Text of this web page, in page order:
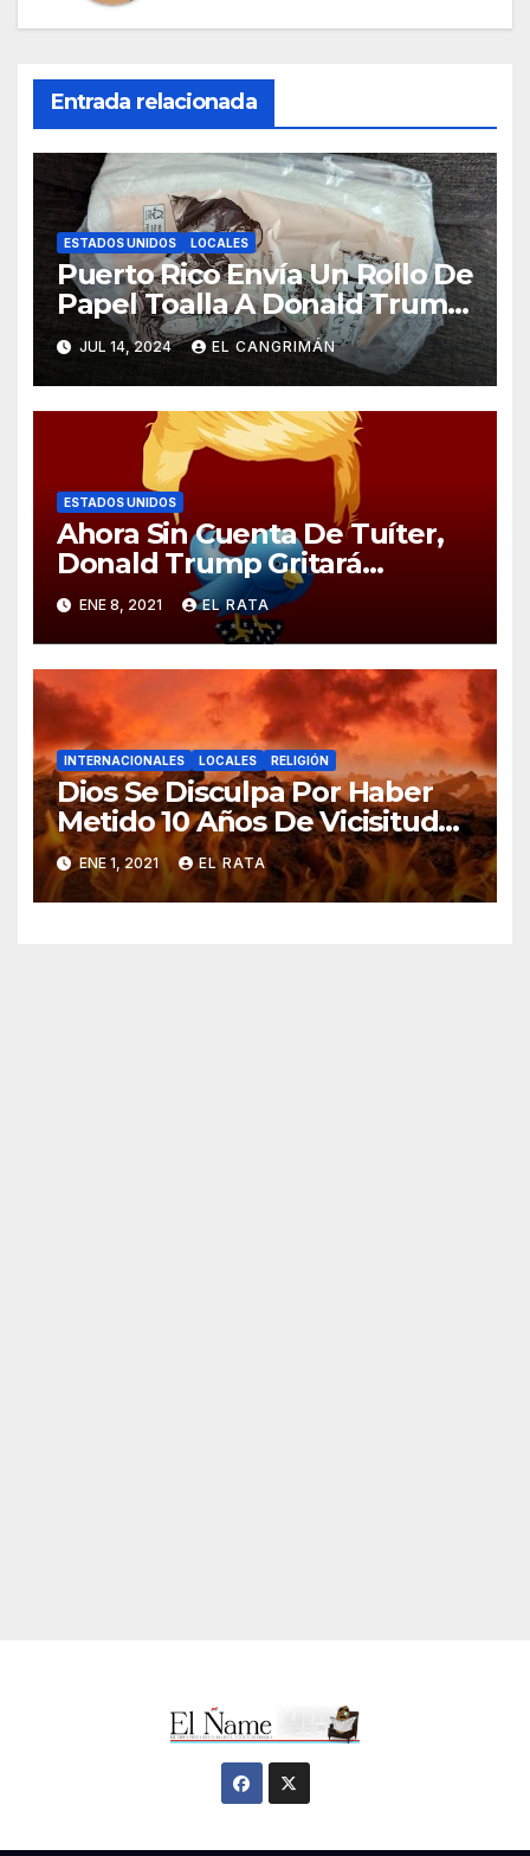
Entrada relacionada
ESTADOS UNIDOS LOCALES
Puerto Rico Envía Un Rollo De
Papel Toalla A Donald Trump
Pa’ Que Use Las Hojas De
Curita
JUL 14, 2024 EL CANGRIMÁN
ESTADOS UNIDOS
Ahora Sin Cuenta De Tuíter,
Donald Trump Gritará
Barrabasadas Desde Una
Tumbacocos
ENE 8, 2021 EL RATA
INTERNACIONALES LOCALES RELIGIÓN
Dios Se Disculpa Por Haber
Metido 10 Años De Vicisitudes
En El 2020
ENE 1, 2021 EL RATA